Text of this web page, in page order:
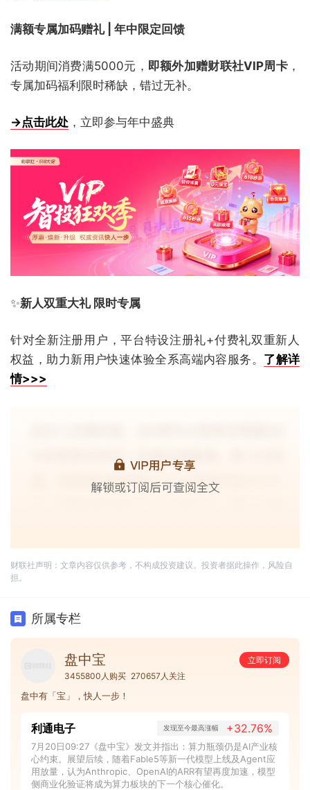
满额专属加码赠礼 | 年中限定回馈
活动期间消费满5000元， 即额外加赠财联社VIP周卡 ，
专属加码福利限时稀缺，错过无补。
→点击此处 ，立即参与年中盛典
✨新人双重大礼 限时专属
针对全新注册用户，平台特设注册礼+付费礼双重新人
权益，助力新用户快速体验全系高端内容服务。 了解详
情>>>
财联社声明：文章内容仅供参考，不构成投资建议。投资者据此操作，风险自
担。
所属专栏
盘中宝
立即订阅
3455800人购买 270657人关注
盘中有「宝」，快人一步！
利通电子 发现至今最高涨幅 +32.76%
7月20日09:27《盘中宝》发文并指出：算力瓶颈仍是AI产业核
心约束。展望后续，随着Fable5等新一代模型上线及Agent应
用放量，认为Anthropic、OpenAI的ARR有望再度加速，模型
侧商业化验证将成为算力板块的下一个核心催化。